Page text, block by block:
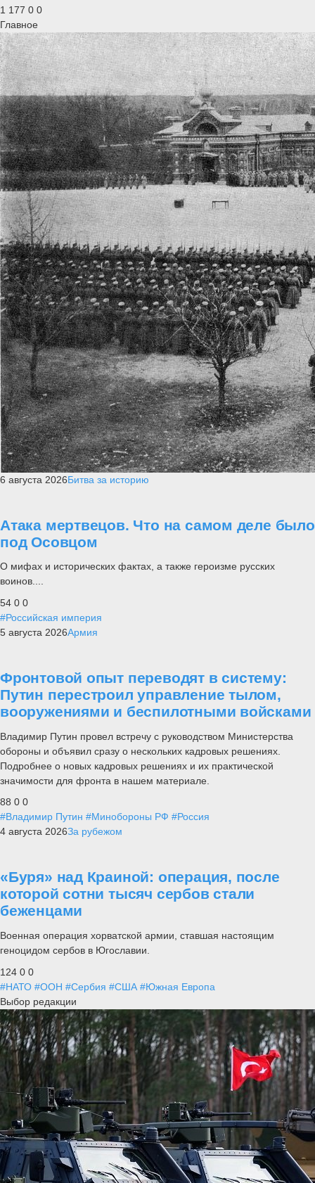
1 177 0 0
Главное
6 августа 2026Битва за историю
Атака мертвецов. Что на самом деле было
под Осовцом
О мифах и исторических фактах, а также героизме русских
воинов....
54 0 0
#Российская империя
5 августа 2026Армия
Фронтовой опыт переводят в систему:
Путин перестроил управление тылом,
вооружениями и беспилотными войсками
Владимир Путин провел встречу с руководством Министерства
обороны и объявил сразу о нескольких кадровых решениях.
Подробнее о новых кадровых решениях и их практической
значимости для фронта в нашем материале.
88 0 0
#Владимир Путин #Минобороны РФ #Россия
4 августа 2026За рубежом
«Буря» над Краиной: операция, после
которой сотни тысяч сербов стали
беженцами
Военная операция хорватской армии, ставшая настоящим
геноцидом сербов в Югославии.
124 0 0
#НАТО #ООН #Сербия #США #Южная Европа
Выбор редакции